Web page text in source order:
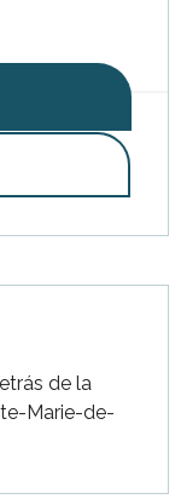
de la
Marie-de-